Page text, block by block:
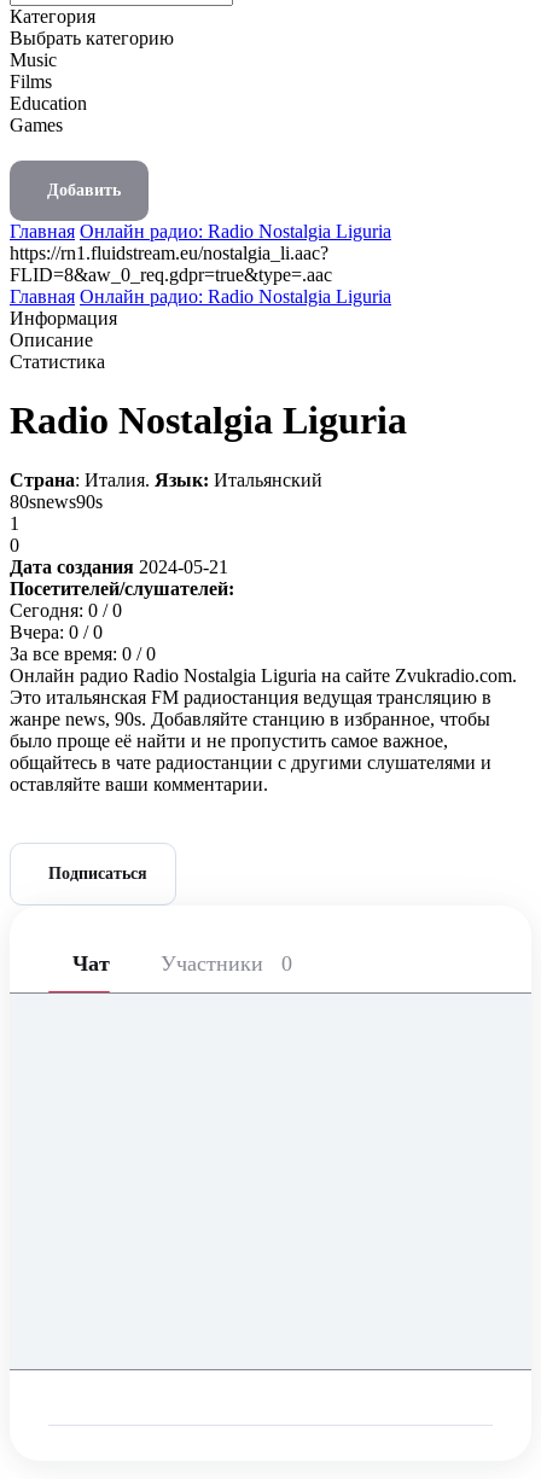
Категория
Выбрать категорию
Music
Films
Education
Games
Добавить
Главная Онлайн радио: Radio Nostalgia Liguria
https://rn1.fluidstream.eu/nostalgia_li.aac?
FLID=8&aw_0_req.gdpr=true&type=.aac
Главная Онлайн радио: Radio Nostalgia Liguria
Информация
Описание
Статистика
Radio Nostalgia Liguria
Страна: Италия. Язык: Итальянский
80snews90s
1
0
Дата создания 2024-05-21
Посетителей/слушателей:
Сегодня: 0 / 0
Вчера: 0 / 0
За все время: 0 / 0
Онлайн радио Radio Nostalgia Liguria на сайте Zvukradio.com.
Это итальянская FM радиостанция ведущая трансляцию в
жанре news, 90s. Добавляйте станцию в избранное, чтобы
было проще её найти и не пропустить самое важное,
общайтесь в чате радиостанции с другими слушателями и
оставляйте ваши комментарии.
Подписаться
Чат Участники 0